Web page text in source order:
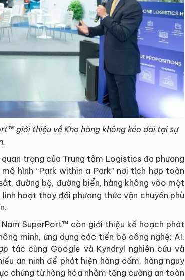
giới thiệu về Kho hàng không kéo dài tại sự
trọng của Trung tâm Logistics đa phương
hình “Park within a Park” nơi tích hợp toàn
đường bộ, đường biển, hàng không vào một
hoạt thay đổi phương thức vận chuyển phù
SuperPort™ còn giới thiệu kế hoạch phát
minh, ứng dụng các tiến bộ công nghệ: AI,
tác cùng Google và Kyndryl nghiên cứu và
an ninh để phát hiện hàng cấm, hàng nguy
chứng từ hàng hóa nhằm tăng cường an toàn